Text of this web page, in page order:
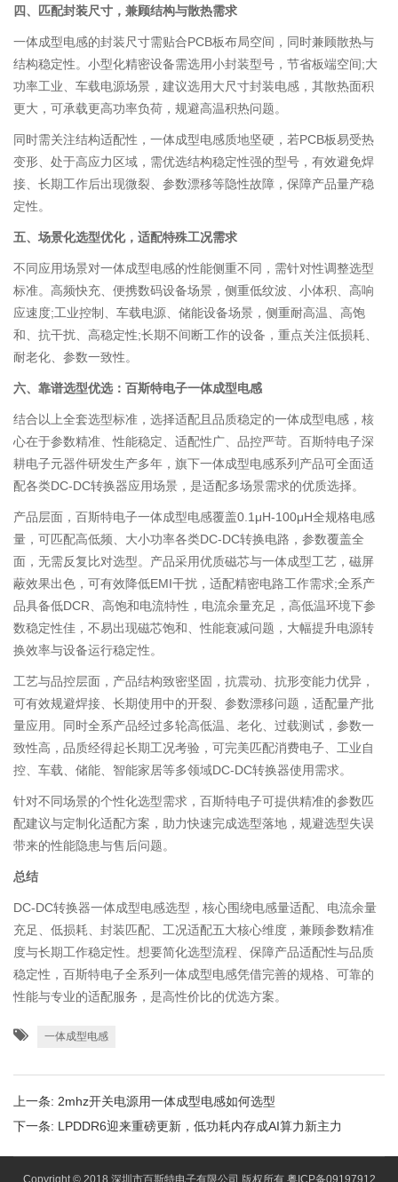
四、匹配封装尺寸，兼顾结构与散热需求
一体成型电感的封装尺寸需贴合PCB板布局空间，同时兼顾散热与
结构稳定性。小型化精密设备需选用小封装型号，节省板端空间;大
功率工业、车载电源场景，建议选用大尺寸封装电感，其散热面积
更大，可承载更高功率负荷，规避高温积热问题。
同时需关注结构适配性，一体成型电感质地坚硬，若PCB板易受热
变形、处于高应力区域，需优选结构稳定性强的型号，有效避免焊
接、长期工作后出现微裂、参数漂移等隐性故障，保障产品量产稳
定性。
五、场景化选型优化，适配特殊工况需求
不同应用场景对一体成型电感的性能侧重不同，需针对性调整选型
标准。高频快充、便携数码设备场景，侧重低纹波、小体积、高响
应速度;工业控制、车载电源、储能设备场景，侧重耐高温、高饱
和、抗干扰、高稳定性;长期不间断工作的设备，重点关注低损耗、
耐老化、参数一致性。
六、靠谱选型优选：百斯特电子一体成型电感
结合以上全套选型标准，选择适配且品质稳定的一体成型电感，核
心在于参数精准、性能稳定、适配性广、品控严苛。百斯特电子深
耕电子元器件研发生产多年，旗下一体成型电感系列产品可全面适
配各类DC-DC转换器应用场景，是适配多场景需求的优质选择。
产品层面，百斯特电子一体成型电感覆盖0.1μH-100μH全规格电感
量，可匹配高低频、大小功率各类DC-DC转换电路，参数覆盖全
面，无需反复比对选型。产品采用优质磁芯与一体成型工艺，磁屏
蔽效果出色，可有效降低EMI干扰，适配精密电路工作需求;全系产
品具备低DCR、高饱和电流特性，电流余量充足，高低温环境下参
数稳定性佳，不易出现磁芯饱和、性能衰减问题，大幅提升电源转
换效率与设备运行稳定性。
工艺与品控层面，产品结构致密坚固，抗震动、抗形变能力优异，
可有效规避焊接、长期使用中的开裂、参数漂移问题，适配量产批
量应用。同时全系产品经过多轮高低温、老化、过载测试，参数一
致性高，品质经得起长期工况考验，可完美匹配消费电子、工业自
控、车载、储能、智能家居等多领域DC-DC转换器使用需求。
针对不同场景的个性化选型需求，百斯特电子可提供精准的参数匹
配建议与定制化适配方案，助力快速完成选型落地，规避选型失误
带来的性能隐患与售后问题。
总结
DC-DC转换器一体成型电感选型，核心围绕电感量适配、电流余量
充足、低损耗、封装匹配、工况适配五大核心维度，兼顾参数精准
度与长期工作稳定性。想要简化选型流程、保障产品适配性与品质
稳定性，百斯特电子全系列一体成型电感凭借完善的规格、可靠的
性能与专业的适配服务，是高性价比的优选方案。
一体成型电感
上一条: 2mhz开关电源用一体成型电感如何选型
下一条: LPDDR6迎来重磅更新，低功耗内存成AI算力新主力
Copyright © 2018 深圳市百斯特电子有限公司 版权所有 粤ICP备09197912